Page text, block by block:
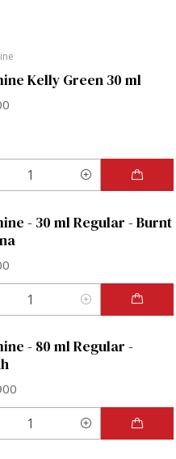
Kelly Green 30 ml
- 30 ml Regular - Burnt
- 80 ml Regular -